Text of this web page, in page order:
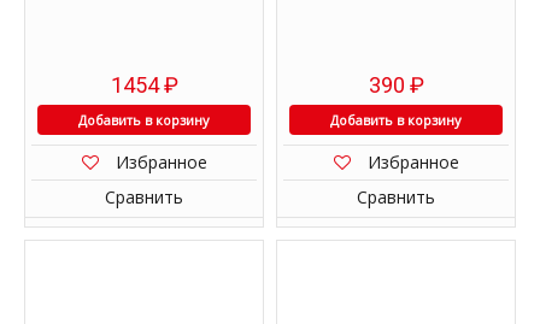
1454₽
Добавить в корзину
Избранное
Сравнить
390 ₽
Добавить в корзину
Избранное
Сравнить